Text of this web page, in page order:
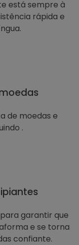
está sempre à
rápida e
de moedas e
.
garantir que
e se torna
confiante.